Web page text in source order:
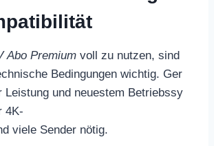
Abo Premium voll zu nutzen, sind
Bedingungen wichtig. Ger
Leistung und neuestem Betriebssy
4K-
viele Sender nötig.